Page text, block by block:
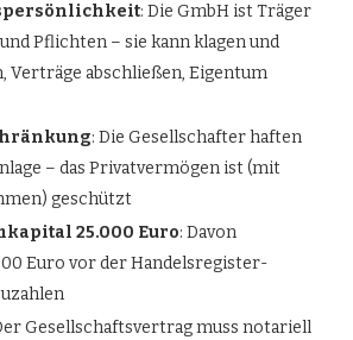
: Die GmbH ist Träger
Pflichten – sie kann klagen und
Verträge abschließen, Eigentum
: Die Gesellschafter haften
– das Privatvermögen ist (mit
geschützt
25.000 Euro: Davon
Euro vor der Handelsregister-
Gesellschaftsvertrag muss notariell